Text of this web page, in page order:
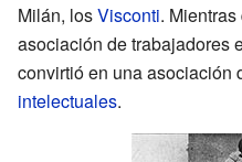
Milán, losVisconti.
asociación de trabajadores
convirtió en una asociación
intelectuales.